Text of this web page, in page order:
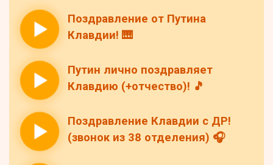
Поздравление от Путина
Клавдии! 🎹
Путин лично поздравляет
Клавдию (+отчество)! 🎵
Поздравление Клавдии с ДР!
(звонок из 38 отделения) 🎧